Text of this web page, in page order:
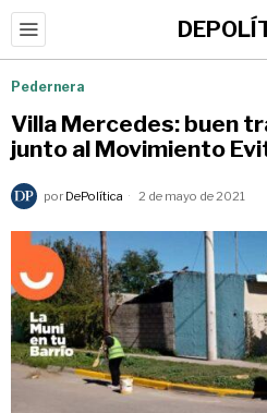
Pedernera
Villa Mercedes: buen
junto al Movimiento
por DePolítica 2 de mayo de 2021